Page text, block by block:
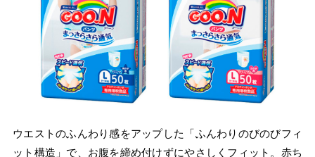
ウエストのふんわり感をアップした「ふんわりのびのびフィ
ット構造」で、お腹を締め付けずにやさしくフィット。赤ち